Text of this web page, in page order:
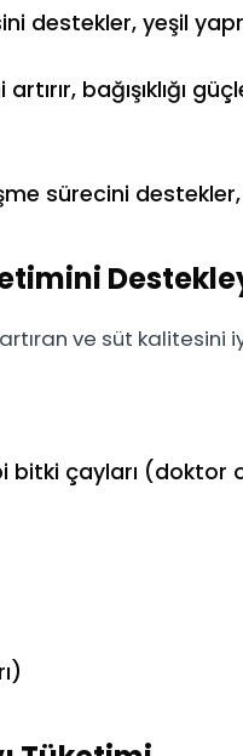
destekler, yeşil
bağışıklığı
sürecini destekler,
ve süt kalitesini
bitki çayları (doktor